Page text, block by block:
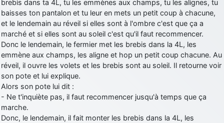
d9pouces: Joyeux Noël à tous !
d9pouces
: mais tu peux tenter l'un des rares lycées militaires
comme le Prytanée dans la Sarthe, ça ne peut pas faire de mal !
d9pouces: C'est plutôt après le lycée, voire après une prépa
scientifique, tu as donc encore un peu de temps devant toi
yaellerigolow : bonjour a tous je suis un élève de première
passionnée par l'aviation militaire , pourrais je savoir que faire après
le lycée pour s'orienter et pouvoir devenir officier de l'armée de l'air?
d9pouces : lesquels, par exemple ?
brebis dans ta 4L, tu les emmènes aux champs, tu les alignes, tu
baisses ton pantalon et tu leur en mets un petit coup à chacune,
et le lendemain au réveil si elles sont à l'ombre c'est que ça a
marché et si elles sont au soleil c'est qu'il faut recommencer.
Donc le lendemain, le fermier met les brebis dans la 4L, les
emmène aux champs, les aligne et hop un petit coup chacune. Au
réveil, il ouvre les volets et les brebis sont au soleil. Il retourne voir
son pote et lui explique.
Alors son pote lui dit :
- Ne t'inquiète pas, il faut recommencer jusqu'à temps que ça
marche.
Donc, le lendemain, il fait monter les brebis dans la 4L, les